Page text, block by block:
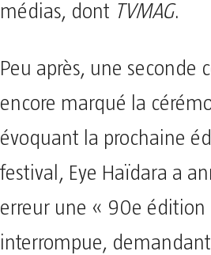
médias, dont TVMAG.
Peu après, une seconde
encore marqué la
évoquant la prochaine
festival, Eye Haïdara a
erreur une « 90e édition
interrompue,